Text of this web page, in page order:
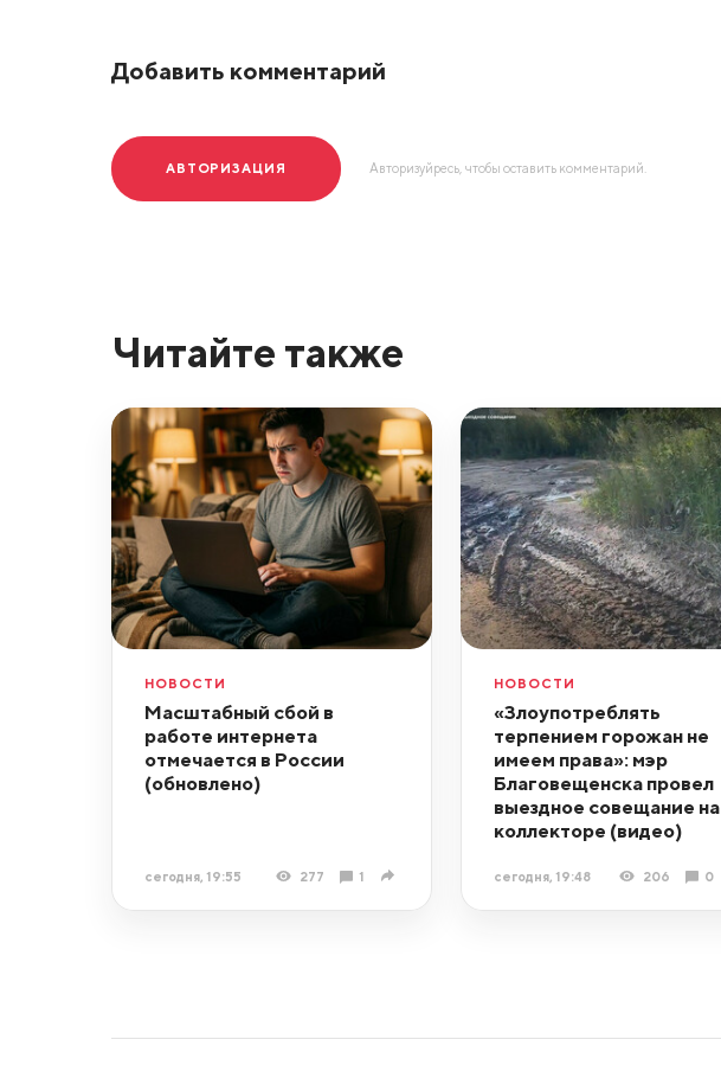
Добавить комментарий
АВТОРИЗАЦИЯ Авторизуйресь, чтобы оставить комментарий.
Читайте также
НОВОСТИ
Масштабный сбой в
работе интернета
отмечается в России
(обновлено)
сегодня, 19:55 277 1
НОВОСТИ
«Злоупотреблять
терпением горожан не
имеем права»: мэр
Благовещенска провел
выездное совещание на
коллекторе (видео)
сегодня, 19:48 206 0